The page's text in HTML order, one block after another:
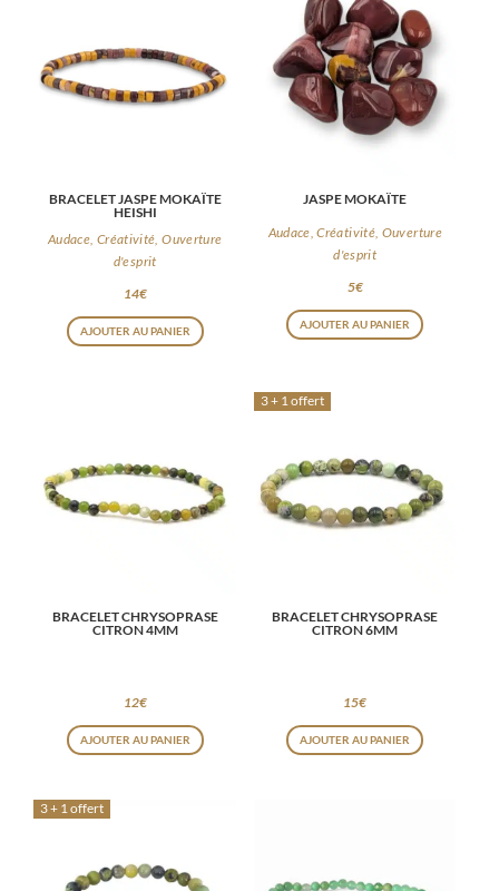
BRACELET JASPE MOKAÏTE
HEISHI
Audace, Créativité, Ouverture
d'esprit
14€
AJOUTER AU PANIER
JASPE MOKAÏTE
Audace, Créativité, Ouverture
d'esprit
5€
AJOUTER AU PANIER
BRACELET CHRYSOPRASE
CITRON 4MM
12€
AJOUTER AU PANIER
3 + 1 offert
BRACELET CHRYSOPRASE
CITRON 6MM
15€
AJOUTER AU PANIER
3 + 1 offert